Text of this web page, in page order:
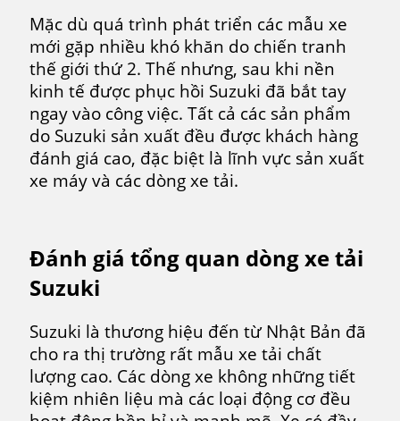
Mặc dù quá trình phát triển các mẫu xe
mới gặp nhiều khó khăn do chiến tranh
thế giới thứ 2. Thế nhưng, sau khi nền
kinh tế được phục hồi Suzuki đã bắt tay
ngay vào công việc. Tất cả các sản phẩm
do Suzuki sản xuất đều được khách hàng
đánh giá cao, đặc biệt là lĩnh vực sản xuất
xe máy và các dòng xe tải.
Đánh giá tổng quan dòng xe tải
Suzuki
Suzuki là thương hiệu đến từ Nhật Bản đã
cho ra thị trường rất mẫu xe tải chất
lượng cao. Các dòng xe không những tiết
kiệm nhiên liệu mà các loại động cơ đều